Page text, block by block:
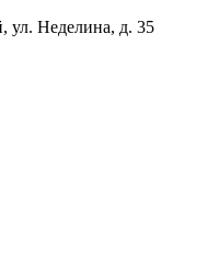
ул. Неделина, д. 35